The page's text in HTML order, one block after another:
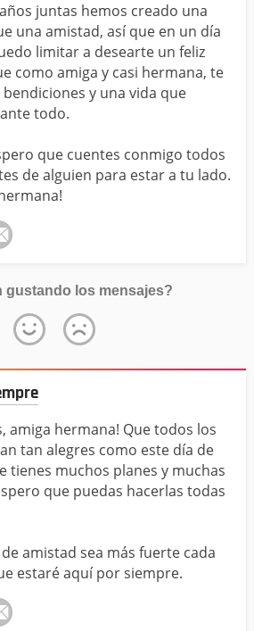
juntas hemos creado una
una amistad, así que en un día
limitar a desearte un feliz
como amiga y casi hermana, te
y una vida que
todo.
que cuentes conmigo todos
de alguien para estar a tu lado.
gustando los mensajes?
amiga hermana! Que todos los
tan alegres como este día de
tienes muchos planes y muchas
que puedas hacerlas todas
amistad sea más fuerte cada
estaré aquí por siempre.